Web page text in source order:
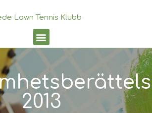
Lawn Tennis Klubb
2013